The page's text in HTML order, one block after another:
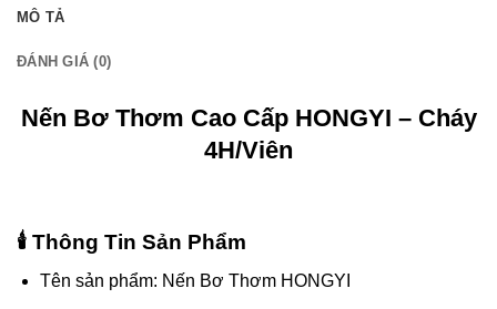
MÔ TẢ
ĐÁNH GIÁ (0)
Nến Bơ Thơm Cao Cấp HONGYI – Cháy
4H/Viên
🕯️ Thông Tin Sản Phẩm
Tên sản phẩm: Nến Bơ Thơm HONGYI